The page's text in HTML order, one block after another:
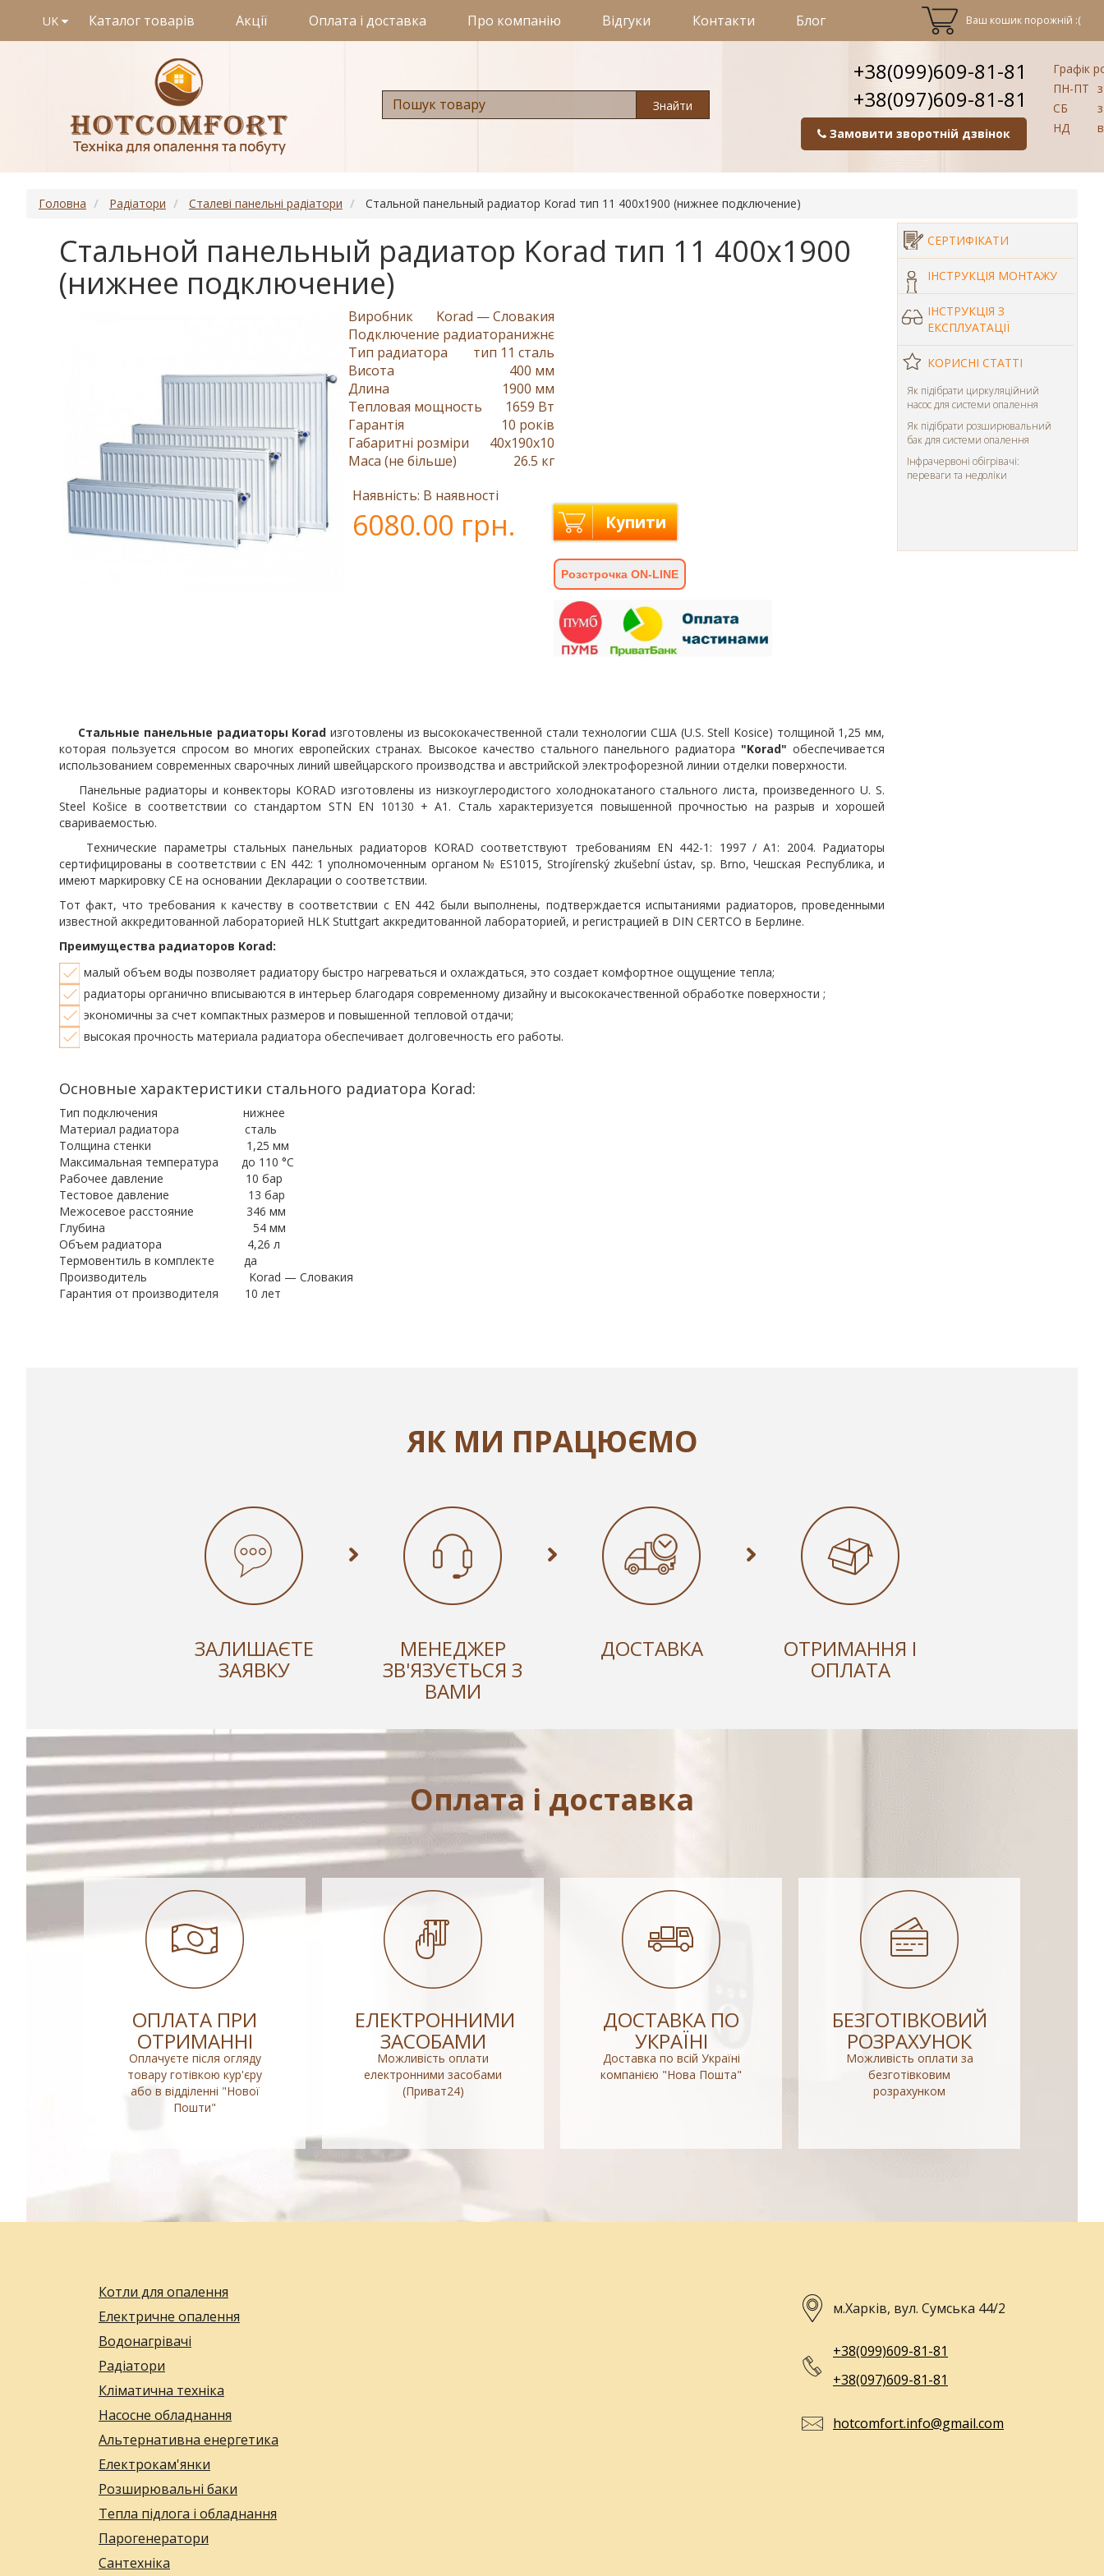
UK Каталог товарів Акції Оплата і доставка Про компанію Відгуки Контакти Блог Ваш кошик порожній :(
Знайти
+38(099)609-81-81
+38(097)609-81-81
Замовити зворотній дзвінок
Графік
ПН-ПТ
СБ
НД
Головна Радіатори Сталеві панельні радіатори Стальной панельный радиатор Korad тип 11 400х1900 (нижнее подключение)
Стальной панельный радиатор Korad тип 11 400х1900
(нижнее подключение)
Виробник
Korad — Словакия
Подключение радиаторанижнє
Тип радиатора
тип 11 сталь
Висота
400 мм
Длина
1900 мм
Тепловая мощность
1659 Вт
Гарантія
10 років
Габаритні розміри
40x190x10
Маса (не більше)
26.5 кг
Наявність: В наявності
6080.00 грн. Купити
Розстрочка ON-LINE
СЕРТИФІКАТИ
ІНСТРУКЦІЯ МОНТАЖУ
ІНСТРУКЦІЯ З
ЕКСПЛУАТАЦІЇ
КОРИСНІ СТАТТІ
Як підібрати циркуляційний
насос для системи опалення
Як підібрати розширювальний
бак для системи опалення
Інфрачервоні обігрівачі:
переваги та недоліки
Стальные панельные радиаторы Korad изготовлены из высококачественной стали технологии США (U.S. Stell Kosice) толщиной 1,25 мм,
которая пользуется спросом во многих европейских странах. Высокое качество стального панельного радиатора "Korad" обеспечивается
использованием современных сварочных линий швейцарского производства и австрийской электрофорезной линии отделки поверхности.
Панельные радиаторы и конвекторы KORAD изготовлены из низкоуглеродистого холоднокатаного стального листа, произведенного U. S.
Steel Košice в соответствии со стандартом STN EN 10130 + A1. Сталь характеризуется повышенной прочностью на разрыв и хорошей
свариваемостью.
Технические параметры стальных панельных радиаторов KORAD соответствуют требованиям EN 442-1: 1997 / A1: 2004. Радиаторы
сертифицированы в соответствии с EN 442: 1 уполномоченным органом № ES1015, Strojírenský zkušební ústav, sp. Brno, Чешская Республика, и
имеют маркировку CE на основании Декларации о соответствии.
Тот факт, что требования к качеству в соответствии с EN 442 были выполнены, подтверждается испытаниями радиаторов, проведенными
известной аккредитованной лабораторией HLK Stuttgart аккредитованной лабораторией, и регистрацией в DIN CERTCO в Берлине.
Преимущества радиаторов Korad:
малый объем воды позволяет радиатору быстро нагреваться и охлаждаться, это создает комфортное ощущение тепла;
радиаторы органично вписываются в интерьер благодаря современному дизайну и высококачественной обработке поверхности ;
экономичны за счет компактных размеров и повышенной тепловой отдачи;
высокая прочность материала радиатора обеспечивает долговечность его работы.
Основные характеристики стального радиатора Korad:
Тип подключения нижнее
Материал радиатора сталь
Толщина стенки 1,25 мм
Максимальная температура до 110 °С
Рабочее давление 10 бар
Тестовое давление 13 бар
Межосевое расстояние 346 мм
Глубина 54 мм
Объем радиатора 4,26 л
Термовентиль в комплекте да
Производитель Korad — Словакия
Гарантия от производителя 10 лет
ЯК МИ ПРАЦЮЄМО
ЗАЛИШАЄТЕ
ЗАЯВКУ
МЕНЕДЖЕР
ЗВ'ЯЗУЄТЬСЯ З
ВАМИ
ДОСТАВКА ОТРИМАННЯ І
ОПЛАТА
Оплата і доставка
ОПЛАТА ПРИ
ОТРИМАННІ
Оплачуєте після огляду
товару готівкою кур'єру
або в відділенні "Нової
Пошти"
ЕЛЕКТРОННИМИ
ЗАСОБАМИ
Можливість оплати
електронними засобами
(Приват24)
ДОСТАВКА ПО
УКРАЇНІ
Доставка по всій Україні
компанією "Нова Пошта"
БЕЗГОТІВКОВИЙ
РОЗРАХУНОК
Можливість оплати за
безготівковим
розрахунком
Котли для опалення
Електричне опалення
Водонагрівачі
Радіатори
Кліматична техніка
Насосне обладнання
Альтернативна енергетика
Електрокам'янки
Розширювальні баки
Тепла підлога і обладнання
Парогенератори
Сантехніка
м.Харків, вул. Сумська 44/2
+38(099)609-81-81
+38(097)609-81-81
hotcomfort.info@gmail.com